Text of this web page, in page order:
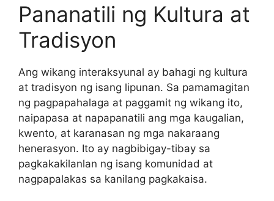
Pananatili ng Kultura at
Tradisyon
Ang wikang interaksyunal ay bahagi ng kultura
at tradisyon ng isang lipunan. Sa pamamagitan
ng pagpapahalaga at paggamit ng wikang ito,
naipapasa at napapanatili ang mga kaugalian,
kwento, at karanasan ng mga nakaraang
henerasyon. Ito ay nagbibigay-tibay sa
pagkakakilanlan ng isang komunidad at
nagpapalakas sa kanilang pagkakaisa.